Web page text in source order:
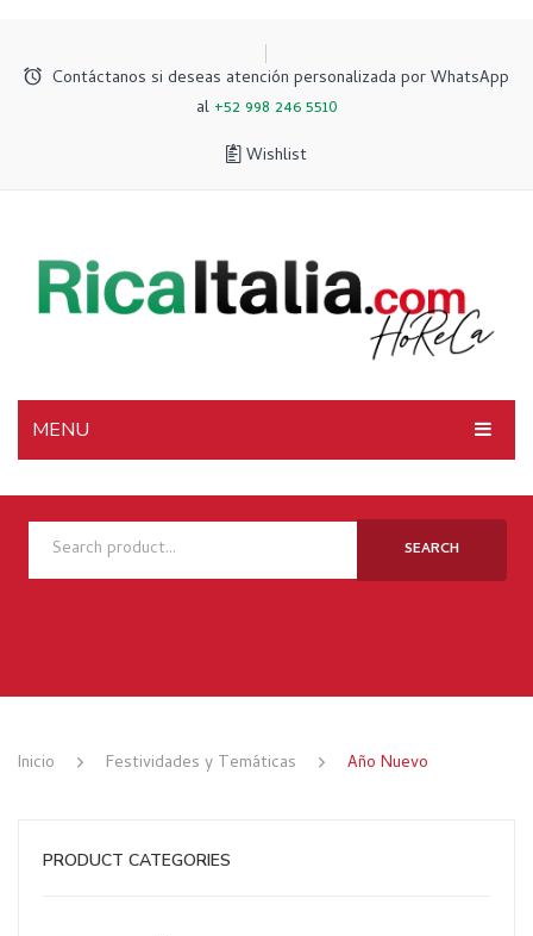
Contáctanos si deseas atención personalizada por WhatsApp
al +52 998 246 5510
Wishlist
MENU
INICIO
NOSOTROS
TIENDA
CONTACTO
SEARCH
Inicio Festividades y Temáticas Año Nuevo
PRODUCT CATEGORIES